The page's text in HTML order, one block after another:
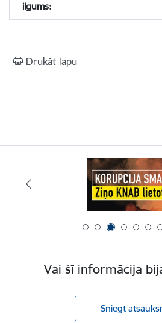
Drukāt lapu
Vai šī informācija
Sniegt